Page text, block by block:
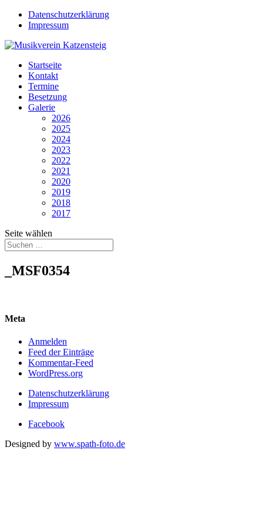
Datenschutzerklärung
Impressum
Startseite
Kontakt
Termine
Besetzung
Galerie
2026
2025
2024
2023
2022
2021
2020
2019
2018
2017
Seite wählen
_MSF0354
Meta
Anmelden
Feed der Einträge
Kommentar-Feed
WordPress.org
Datenschutzerklärung
Impressum
Facebook
Designed by www.spath-foto.de